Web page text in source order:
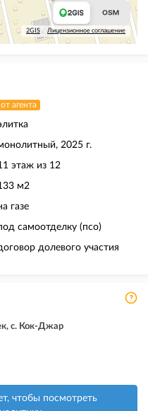
2GIS Лицензионное соглашение
от агента
2025 г.
этаж из 12
м2
газе
самоотделку (псо)
долевого участия
с. Кок-Джар
чтобы посмотреть